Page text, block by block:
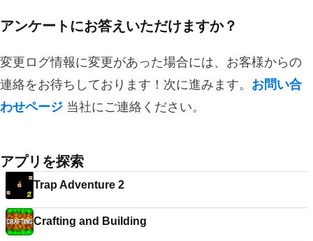
アンケートにお答えいただけますか？
変更ログ情報に変更があった場合には、お客様からの
連絡をお待ちしております！次に進みます。 お問い合
わせページ 当社にご連絡ください。
アプリを探索
Trap Adventure 2
Crafting and Building